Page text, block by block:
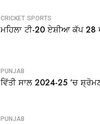
CRICKET SPORTS
ਮਹਿਲਾ ਟੀ-20 ਏਸ਼ੀਆ ਕੱਪ
PUNJAB
ਵਿੱਤੀ ਸਾਲ 2024-25 ‘ਚ
PUNJAB